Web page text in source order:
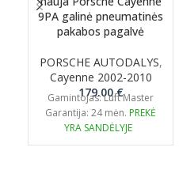
9PA galinė pneumatinės
pakabos pagalvė
PORSCHE AUTODALYS,
Cayenne 2002-2010
179.00€
Gamintojas: Luft Master
Garantija: 24 mėn. PREKĖ
YRA SANDĖLYJE